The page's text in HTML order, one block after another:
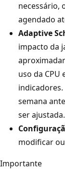
necessário,
agendado
Adaptive
impacto da
uso da CPU
semana
ser ajustada.
modificar
Importante